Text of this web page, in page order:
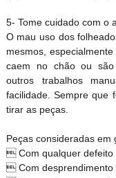
5- Tome cuidado com o
O mau uso dos
mesmos,
caem no chão ou são
outros trabalhos
facilidade. Sempre que
tirar as peças.
Peças consideradas em
 Com qualquer defeito
 Com desprendimento